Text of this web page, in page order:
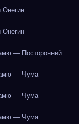
— Посторонний
— Чума
— Чума
— Чума